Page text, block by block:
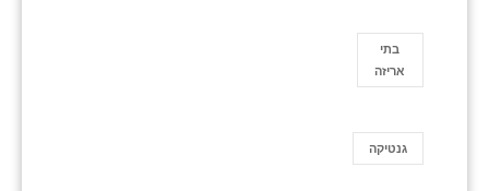
בתי
אריזה
גנטיקה